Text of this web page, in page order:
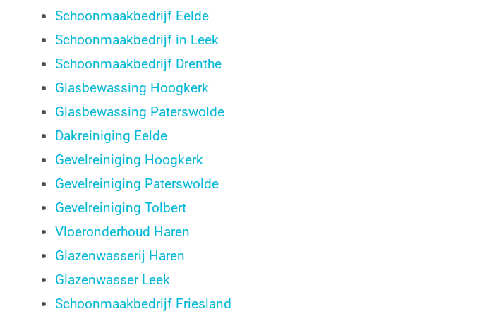
Schoonmaakbedrijf Eelde
Schoonmaakbedrijf in Leek
Schoonmaakbedrijf Drenthe
Glasbewassing Hoogkerk
Glasbewassing Paterswolde
Dakreiniging Eelde
Gevelreiniging Hoogkerk
Gevelreiniging Paterswolde
Gevelreiniging Tolbert
Vloeronderhoud Haren
Glazenwasserij Haren
Glazenwasser Leek
Schoonmaakbedrijf Friesland